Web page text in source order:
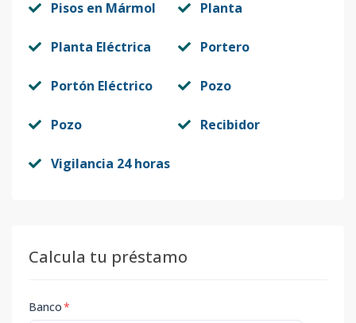
Pisos en Mármol Planta
Planta Eléctrica Portero
Portón Eléctrico Pozo
Pozo Recibidor
Vigilancia 24 horas
Calcula tu préstamo
Banco*